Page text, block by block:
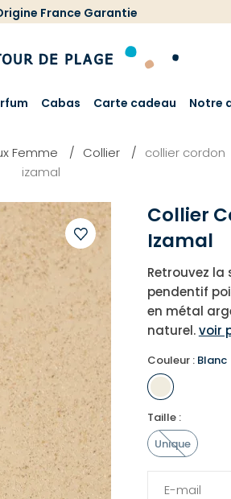
France Garantie
Cabas Carte cadeau Notre
Femme Collier
collier cordon
izamal
Ajouter
à
votre
liste
d'envies
Collier
Izamal
Retrouvez la
pendentif
en métal
naturel.voir
Couleur : Blanc
Taille :
Unique